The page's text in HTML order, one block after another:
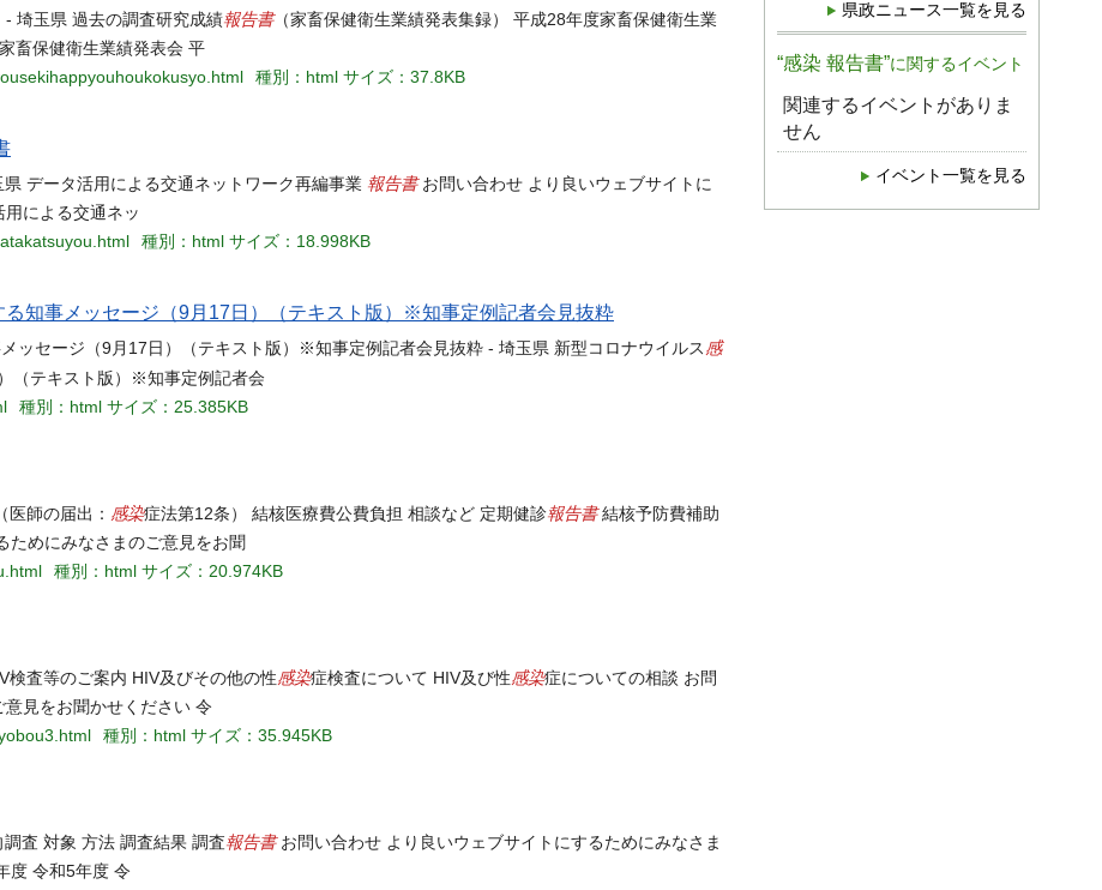
県政ニュース一覧を見る
“感染 報告書”に関するイベント
関連するイベントがありま
せん
イベント一覧を見る
埼玉県 過去の調査研究成績報告書（家畜保健衛生業績発表集録） 平成28年度家畜保健衛生業
畜保健衛生業績発表会 平
種別：html サイズ：37.8KB
データ活用による交通ネットワーク再編事業 報告書お問い合わせ より良いウェブサイトに
による交通ネッ
種別：html サイズ：18.998KB
知事メッセージ（9月17日）（テキスト版）※知事定例記者会見抜粋
ッセージ（9月17日）（テキスト版）※知事定例記者会見抜粋 - 埼玉県 新型コロナウイルス 感
（テキスト版）※知事定例記者会
種別：html サイズ：25.385KB
師の届出： 感染症法第12条） 結核医療費公費負担 相談など 定期健診報告書結核予防費補助
ためにみなさまのご意見をお聞
種別：html サイズ：20.974KB
査等のご案内 HIV及びその他の性感染症検査について HIV及び性感染症についての相談 お問
見をお聞かせください 令
種別：html サイズ：35.945KB
査 対象 方法 調査結果 調査報告書お問い合わせ より良いウェブサイトにするためにみなさま
度 令和5年度 令